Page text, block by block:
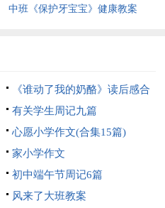
中班《保护牙宝宝》健康教案
《谁动了我的奶酪》读后感合
集15篇
有关学生周记九篇
心愿小学作文(合集15篇)
家小学作文
初中端午节周记6篇
风来了大班教案